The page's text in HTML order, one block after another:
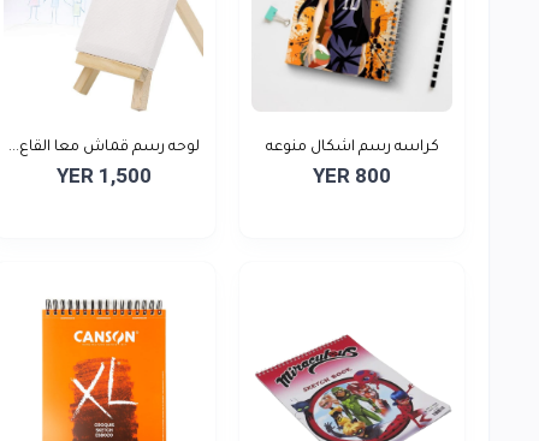
كراسه رسم اشكال منوعه
YER 800
لوحه رسم قماش معا القاع...
YER 1,500